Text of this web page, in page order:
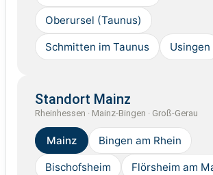
Oberursel (Taunus)
Schmitten im Taunus Usingen
Standort Mainz
Rheinhessen · Mainz-Bingen · Groß-Gerau
Mainz Bingen am Rhein
Bischofsheim Flörsheim am